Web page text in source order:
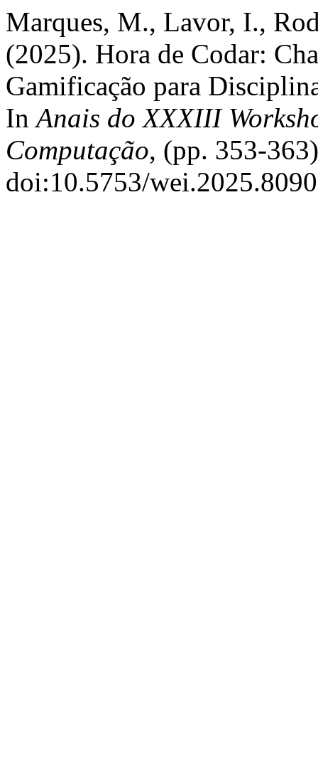
Marques, M., Lavor, I.,
(2025). Hora de Codar:
Gamificação para
InAnais do XXXIII
Computação, (pp. 353-
doi:10.5753/wei.2025.8090